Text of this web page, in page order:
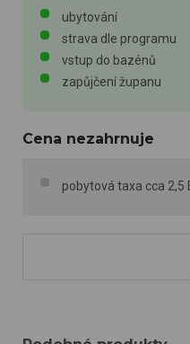
ubytování
strava dle programu
vstup do bazénů
zapůjčení županu
Cena nezahrnuje
pobytová taxa cca 2,5